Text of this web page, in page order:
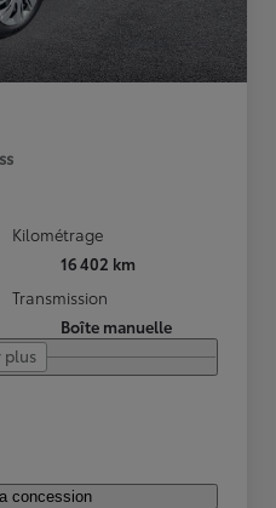
Kilométrage
16 402 km
Transmission
Boîte manuelle
plus
concession